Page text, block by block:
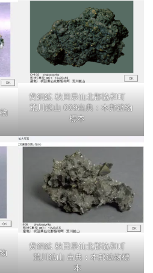
黄銅鉱 秋田県仙北郡協和町
荒川鉱山 009出典：本邦鉱物
標本
黄銅鉱 秋田県仙北郡協和町
荒川鉱山 出典：本邦鉱物標
本